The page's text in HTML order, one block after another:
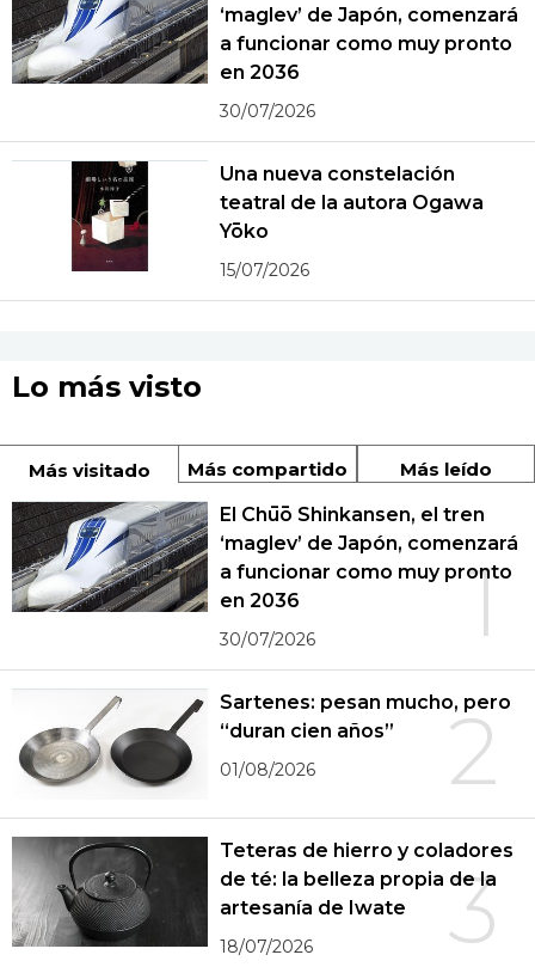
‘maglev’ de Japón, comenzará
a funcionar como muy pronto
en 2036
30/07/2026
Una nueva constelación
teatral de la autora Ogawa
Yōko
15/07/2026
Lo más visto
Más visitado Más compartido Más leído
1
El Chūō Shinkansen, el tren
‘maglev’ de Japón, comenzará
a funcionar como muy pronto
en 2036
30/07/2026
2
Sartenes: pesan mucho, pero
“duran cien años”
01/08/2026
3
Teteras de hierro y coladores
de té: la belleza propia de la
artesanía de Iwate
18/07/2026